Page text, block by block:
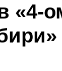
«4-